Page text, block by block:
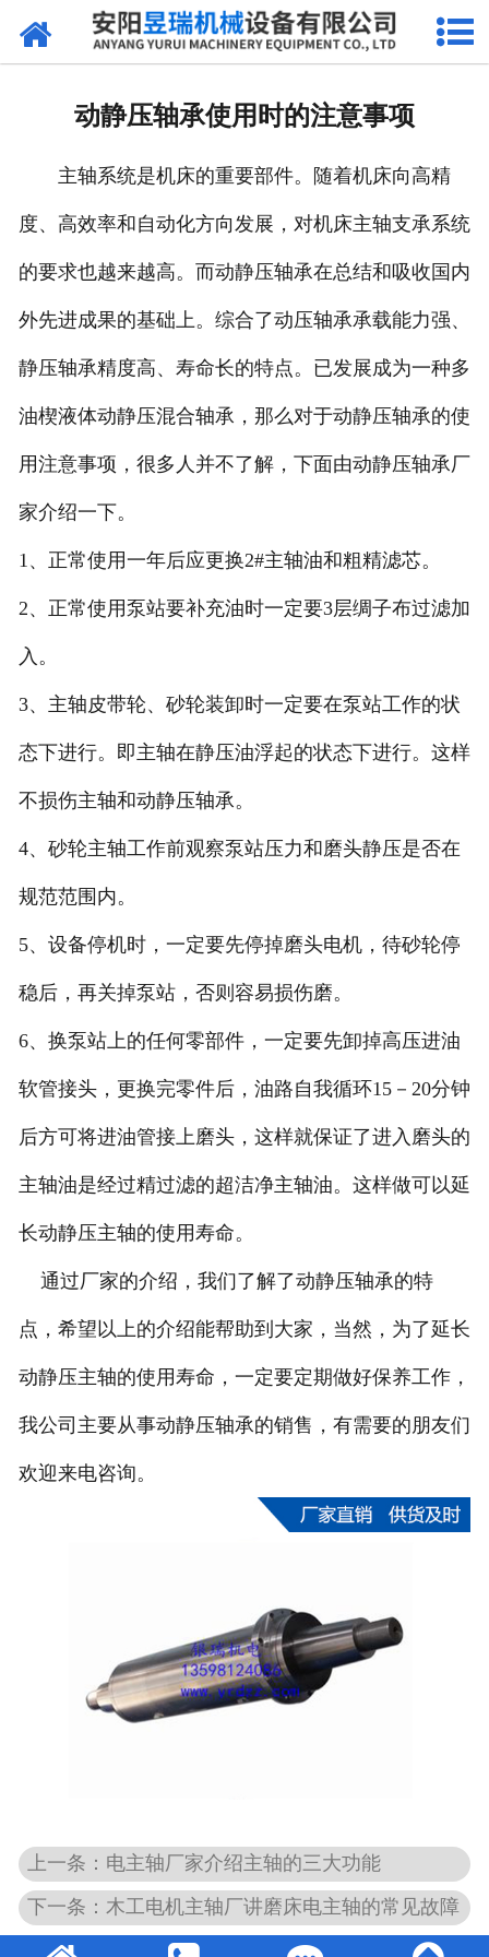
网站首页
联系我们
动静压轴承使用时的注意事项
主轴系统是机床的重要部件。随着机床向高精
度、高效率和自动化方向发展，对机床主轴支承系统
的要求也越来越高。而动静压轴承在总结和吸收国内
外先进成果的基础上。综合了动压轴承承载能力强、
静压轴承精度高、寿命长的特点。已发展成为一种多
油楔液体动静压混合轴承，那么对于动静压轴承的使
用注意事项，很多人并不了解，下面由动静压轴承厂
家介绍一下。
1、正常使用一年后应更换2#主轴油和粗精滤芯。
2、正常使用泵站要补充油时一定要3层绸子布过滤加
入。
3、主轴皮带轮、砂轮装卸时一定要在泵站工作的状
态下进行。即主轴在静压油浮起的状态下进行。这样
不损伤主轴和动静压轴承。
4、砂轮主轴工作前观察泵站压力和磨头静压是否在
规范范围内。
5、设备停机时，一定要先停掉磨头电机，待砂轮停
稳后，再关掉泵站，否则容易损伤磨。
6、换泵站上的任何零部件，一定要先卸掉高压进油
软管接头，更换完零件后，油路自我循环15－20分钟
后方可将进油管接上磨头，这样就保证了进入磨头的
主轴油是经过精过滤的超洁净主轴油。这样做可以延
长动静压主轴的使用寿命。
通过厂家的介绍，我们了解了动静压轴承的特
点，希望以上的介绍能帮助到大家，当然，为了延长
动静压主轴的使用寿命，一定要定期做好保养工作，
我公司主要从事动静压轴承的销售，有需要的朋友们
欢迎来电咨询。
上一条：电主轴厂家介绍主轴的三大功能
下一条：木工电机主轴厂讲磨床电主轴的常见故障